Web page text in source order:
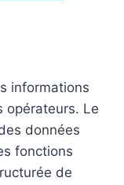
informations
opérateurs. Le
données
fonctions
de